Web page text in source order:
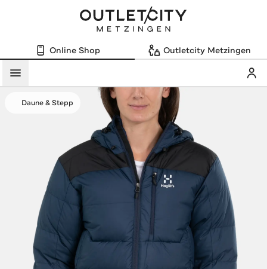
Online Shop Outletcity Metzingen
Menü
Daune & Stepp